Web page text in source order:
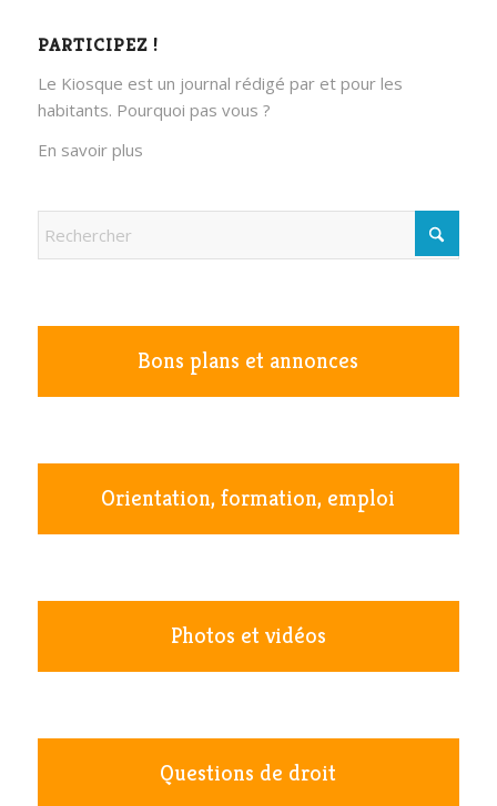
PARTICIPEZ !
Le Kiosque est un journal rédigé par et pour les
habitants. Pourquoi pas vous ?
En savoir plus
Bons plans et annonces
Orientation, formation, emploi
Photos et vidéos
Questions de droit